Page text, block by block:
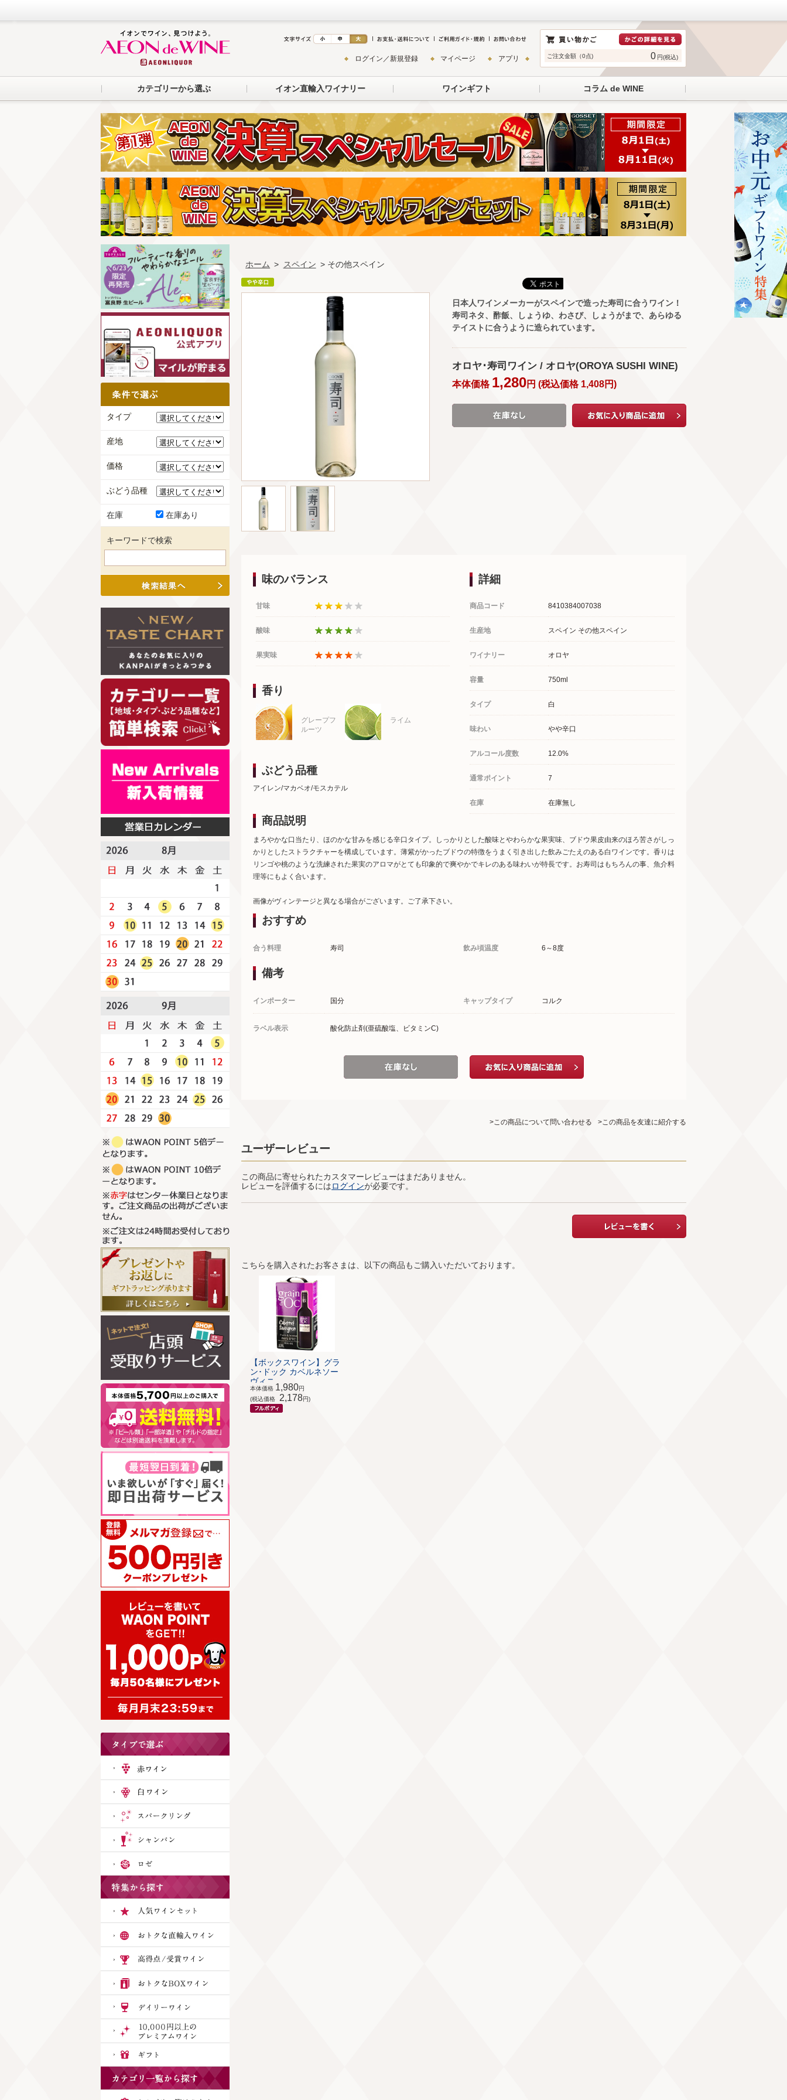
ご注文金額（0点) 0 円(税込)
ログイン／新規登録 マイページ アプリ
カテゴリーから選ぶ イオン直輸入ワイナリー ワインギフト コラム de WINE
ホーム > スペイン > その他スペイン
日本人ワインメーカーがスペインで造った寿司に合うワイン！
寿司ネタ、酢飯、しょうゆ、わさび、しょうがまで、あらゆる
テイストに合うように造られています。
オロヤ･寿司ワイン / オロヤ(OROYA SUSHI WINE)
本体価格 1,280円 (税込価格 1,408円)
詳細
商品コード 8410384007038
生産地 スペイン その他スペイン
ワイナリー オロヤ
容量 750ml
タイプ 白
味わい やや辛口
アルコール度数 12.0%
通常ポイント 7
在庫 在庫無し
味のバランス
甘味
酸味
果実味
香り
グレープフ
ルーツ
ライム
ぶどう品種
アイレン/マカベオ/モスカテル
商品説明
まろやかな口当たり、ほのかな甘みを感じる辛口タイプ。しっかりとした酸味とやわらかな果実味、ブドウ果皮由来のほろ苦さがしっ
かりとしたストラクチャーを構成しています。薄紫がかったブドウの特徴をうまく引き出した飲みごたえのある白ワインです。香りは
リンゴや桃のような洗練された果実のアロマがとても印象的で爽やかでキレのある味わいが特長です。お寿司はもちろんの事、魚介料
理等にもよく合います。
画像がヴィンテージと異なる場合がございます。ご了承下さい。
おすすめ
合う料理 寿司 飲み頃温度 6～8度
備考
インポーター 国分 キャップタイプ コルク
ラベル表示 酸化防止剤(亜硫酸塩、ビタミンC)
>この商品について問い合わせる >この商品を友達に紹介する
ユーザーレビュー
この商品に寄せられたカスタマーレビューはまだありません。
レビューを評価するにはログインが必要です。
こちらを購入されたお客さまは、以下の商品もご購入いただいております。
【ボックスワイン】グラ
ン･ドック カベルネソー
ヴィニ...
本体価格 1,980円
(税込価格
2,178円)
タイプ
産地
価格
ぶどう品種
在庫 在庫あり
キーワードで検索